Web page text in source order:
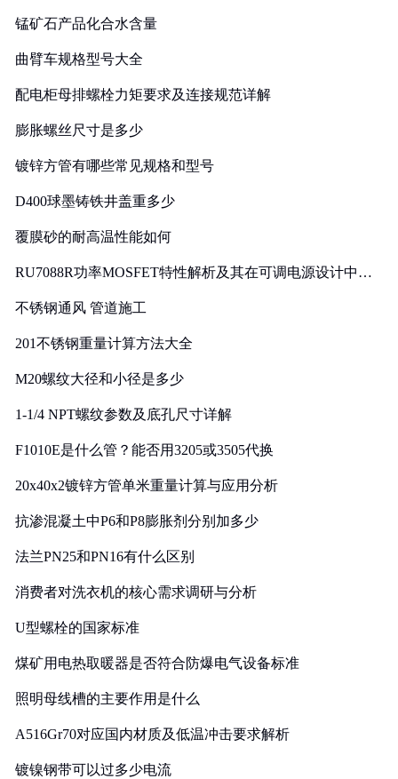
锰矿石产品化合水含量
曲臂车规格型号大全
配电柜母排螺栓力矩要求及连接规范详解
膨胀螺丝尺寸是多少
镀锌方管有哪些常见规格和型号
D400球墨铸铁井盖重多少
覆膜砂的耐高温性能如何
RU7088R功率MOSFET特性解析及其在可调电源设计中的
不锈钢通风 管道施工
201不锈钢重量计算方法大全
M20螺纹大径和小径是多少
1-1/4 NPT螺纹参数及底孔尺寸详解
F1010E是什么管？能否用3205或3505代换
20x40x2镀锌方管单米重量计算与应用分析
抗渗混凝土中P6和P8膨胀剂分别加多少
法兰PN25和PN16有什么区别
消费者对洗衣机的核心需求调研与分析
U型螺栓的国家标准
煤矿用电热取暖器是否符合防爆电气设备标准
照明母线槽的主要作用是什么
A516Gr70对应国内材质及低温冲击要求解析
镀镍钢带可以过多少电流